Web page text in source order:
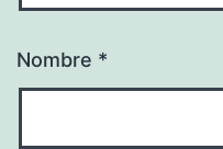
Nombre *